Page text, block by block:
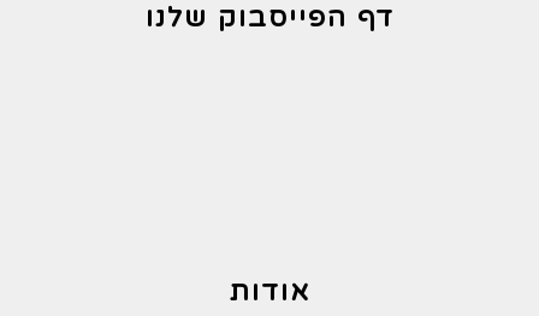
דף הפייסבוק שלנו
אודות